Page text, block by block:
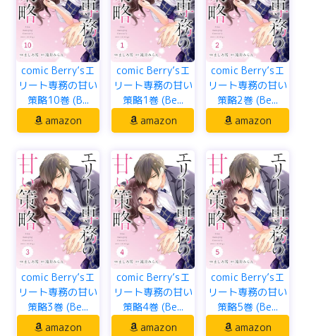
comic Berry’sエ
リート専務の甘い
策略10巻 (B...
amazon
comic Berry’sエ
リート専務の甘い
策略1巻 (Be...
amazon
comic Berry’sエ
リート専務の甘い
策略2巻 (Be...
amazon
comic Berry’sエ
リート専務の甘い
策略3巻 (Be...
amazon
comic Berry’sエ
リート専務の甘い
策略4巻 (Be...
amazon
comic Berry’sエ
リート専務の甘い
策略5巻 (Be...
amazon